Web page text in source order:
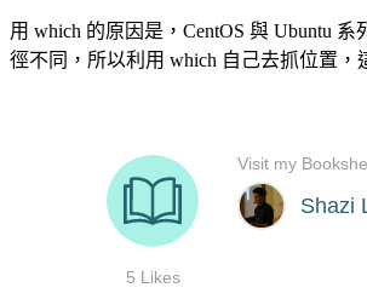
用 which 的原因是，CentOS 與 Ubuntu 系
徑不同，所以利用 which 自己去抓位置，